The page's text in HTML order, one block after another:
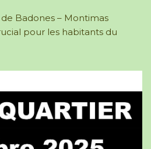
Badones – Montimas
pour les habitants du